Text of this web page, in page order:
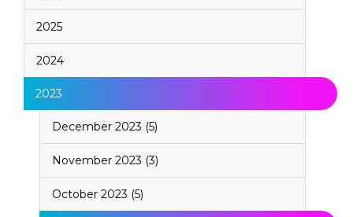
2025
2024
2023
December 2023 (5)
November 2023 (3)
October 2023 (5)